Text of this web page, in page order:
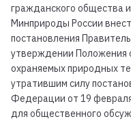
гражданского общества
Минприроды России
постановления
утверждении Положения
охраняемых природных
утратившим силу
Федерации от 19
для общественного